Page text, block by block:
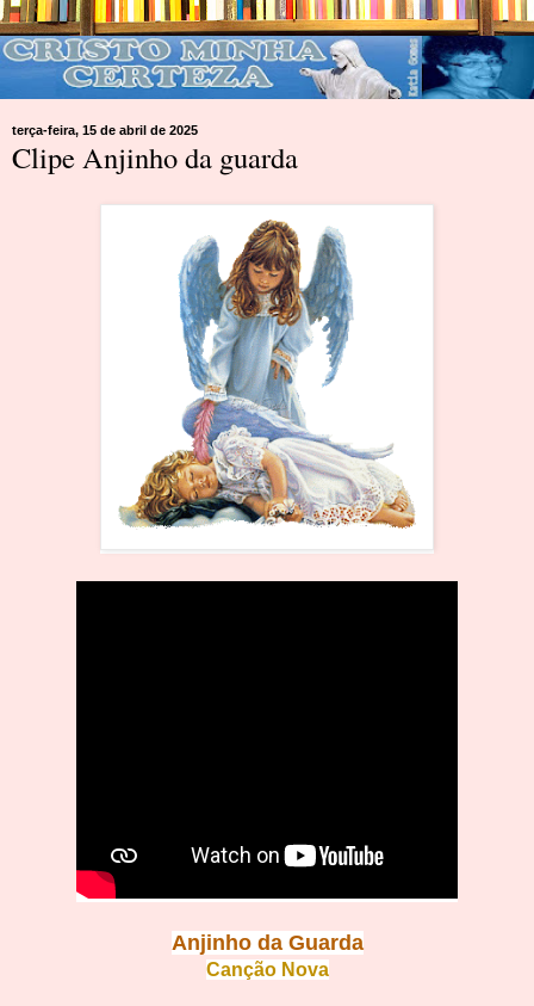
terça-feira, 15 de abril de 2025
Clipe Anjinho da guarda
Anjinho da Guarda
Canção Nova